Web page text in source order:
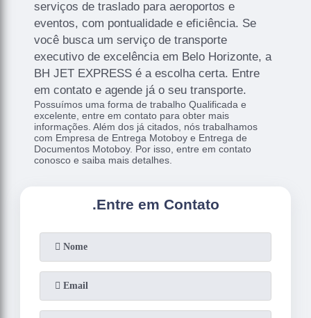
serviços de traslado para aeroportos e
eventos, com pontualidade e eficiência. Se
você busca um serviço de transporte
executivo de excelência em Belo Horizonte, a
BH JET EXPRESS é a escolha certa. Entre
em contato e agende já o seu transporte.
Possuímos uma forma de trabalho Qualificada e
excelente, entre em contato para obter mais
informações. Além dos já citados, nós trabalhamos
com Empresa de Entrega Motoboy e Entrega de
Documentos Motoboy. Por isso, entre em contato
conosco e saiba mais detalhes.
.Entre em Contato